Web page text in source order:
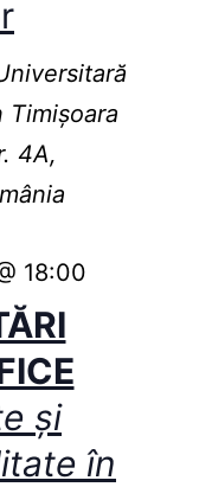
Timişoara
4A,
și
în
18:00